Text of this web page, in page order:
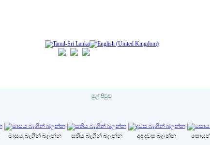
මුල් පිටුව
මාසය බැගින් බලන්න සතිය බැගින් බලන්න අද දවස බලන්න